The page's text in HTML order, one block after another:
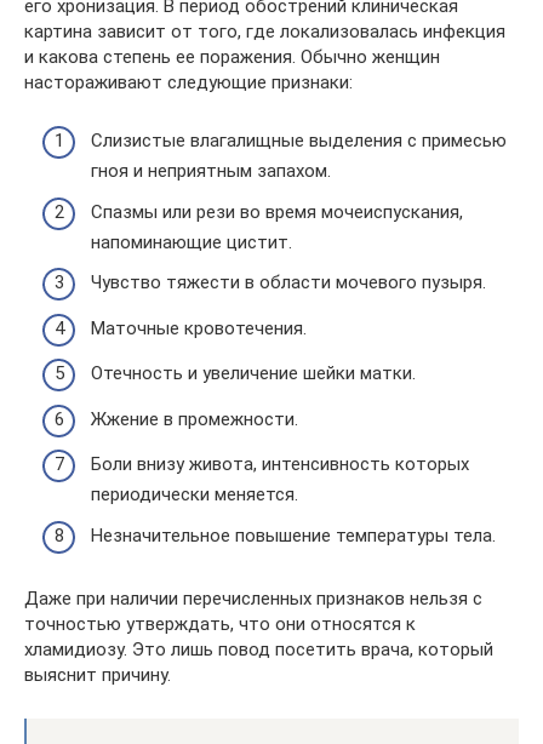
его хронизация. В период обострений клиническая
картина зависит от того, где локализовалась инфекция
и какова степень ее поражения. Обычно женщин
настораживают следующие признаки:
Слизистые влагалищные выделения с примесью
гноя и неприятным запахом.
Спазмы или рези во время мочеиспускания,
напоминающие цистит.
Чувство тяжести в области мочевого пузыря.
Маточные кровотечения.
Отечность и увеличение шейки матки.
Жжение в промежности.
Боли внизу живота, интенсивность которых
периодически меняется.
Незначительное повышение температуры тела.
Даже при наличии перечисленных признаков нельзя с
точностью утверждать, что они относятся к
хламидиозу. Это лишь повод посетить врача, который
выяснит причину.